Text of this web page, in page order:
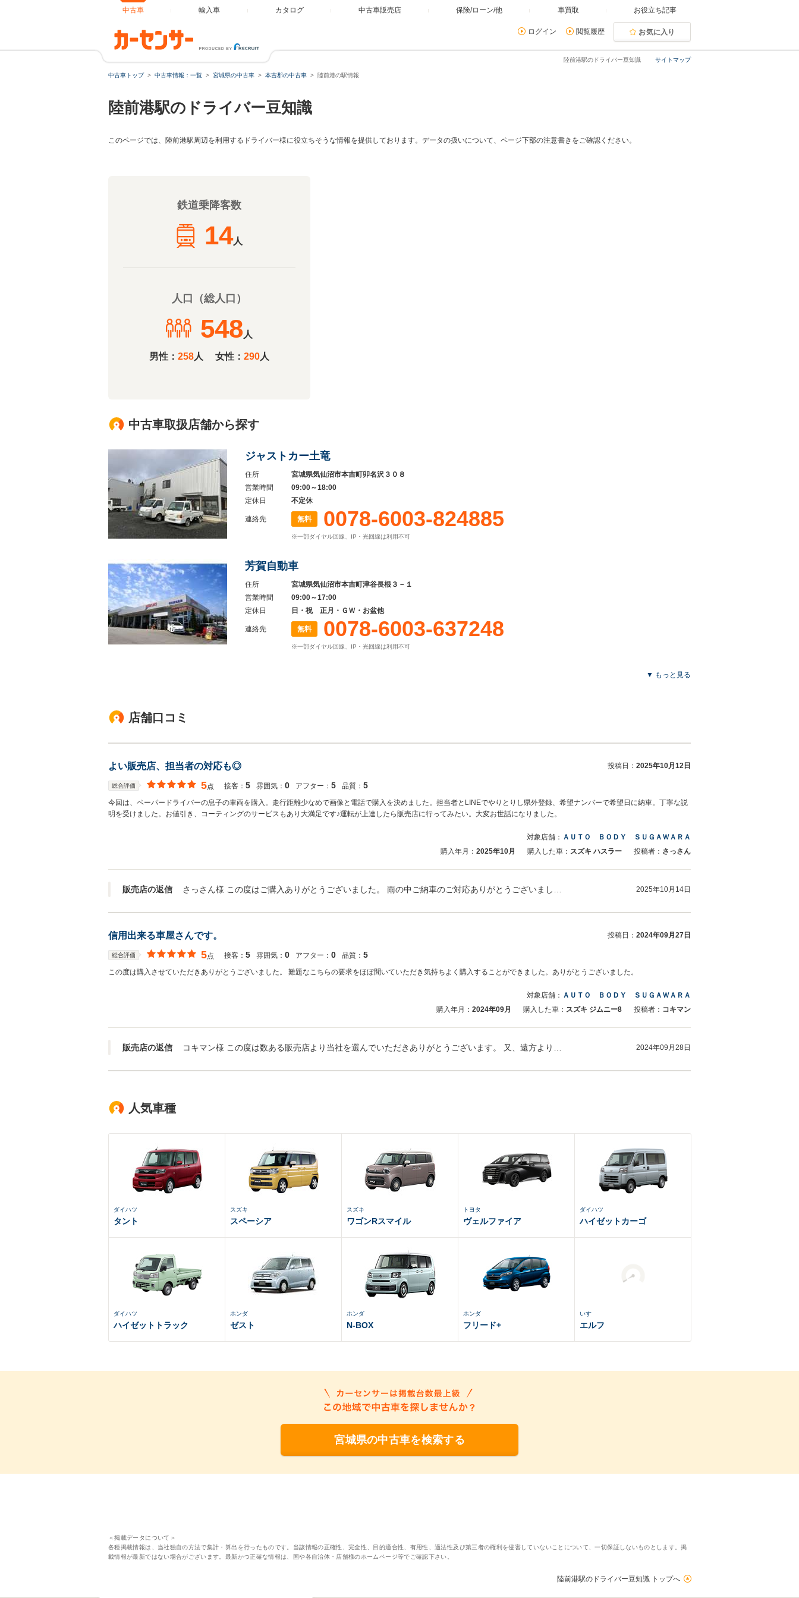
中古車 輸入車 カタログ 中古車販売店 保険/ローン/他 車買取 お役立ち記事
ログイン 閲覧履歴 お気に入り
サイトマップ
陸前港駅のドライバー豆知識
中古車トップ 中古車情報：一覧 宮城県の中古車 本吉郡の中古車 陸前港の駅情報
陸前港駅のドライバー豆知識
このページでは、陸前港駅周辺を利用するドライバー様に役立ちそうな情報を提供しております。データの扱いについて、ページ下部の注意書きをご確認ください。
鉄道乗降客数
14人
人口（総人口）
548 人
男性： 258人 女性： 290人
中古車取扱店舗から探す
ジャストカー土竜
住所
宮城県気仙沼市本吉町卯名沢３０８
営業時間
09:00～18:00
定休日
不定休
連絡先 無料 0078-6003-824885
※一部ダイヤル回線、IP・光回線は利用不可
芳賀自動車
住所
宮城県気仙沼市本吉町津谷長根３－１
営業時間
09:00～17:00
定休日
日・祝 正月・ＧＷ・お盆他
連絡先 無料 0078-6003-637248
※一部ダイヤル回線、IP・光回線は利用不可
▼ もっと見る
店舗口コミ
よい販売店、担当者の対応も◎ 投稿日： 2025年10月12日
総合評価 5点 接客： 5 雰囲気： 0 アフター： 5 品質： 5
今回は、ペーパードライバーの息子の車両を購入。走行距離少なめで画像と電話で購入を決めました。担当者とLINEでやりとりし県外登録、希望ナンバーで希望日に納車。丁寧な説
明を受けました。お値引き、コーティングのサービスもあり大満足です♪運転が上達したら販売店に行ってみたい。大変お世話になりました。
対象店舗： ＡＵＴＯ ＢＯＤＹ ＳＵＧＡＷＡＲＡ
購入年月： 2025年10月 購入した車： スズキ ハスラー 投稿者： さっさん
販売店の返信 2025年10月14日
信用出来る車屋さんです。 投稿日： 2024年09月27日
総合評価 5点 接客： 5 雰囲気： 0 アフター： 0 品質： 5
この度は購入させていただきありがとうございました。 難題なこちらの要求をほぼ聞いていただき気持ちよく購入することができました。ありがとうございました。
対象店舗： ＡＵＴＯ ＢＯＤＹ ＳＵＧＡＷＡＲＡ
購入年月： 2024年09月 購入した車： スズキ ジムニー8 投稿者： コキマン
販売店の返信 2024年09月28日
人気車種
ダイハツ
タント
スズキ
スペーシア
スズキ
ワゴンRスマイル
トヨタ
ヴェルファイア
ダイハツ
ハイゼットカーゴ
ダイハツ
ハイゼットトラック
ホンダ
ゼスト
ホンダ
N-BOX
ホンダ
フリード+
いすゞ
エルフ
宮城県の中古車を検索する
＜掲載データについて＞
各種掲載情報は、当社独自の方法で集計・算出を行ったものです。当該情報の正確性、完全性、目的適合性、有用性、適法性及び第三者の権利を侵害していないことについて、一切保証しないものとします。掲
載情報が最新ではない場合がございます。最新かつ正確な情報は、国や各自治体・店舗様のホームページ等でご確認下さい。
陸前港駅のドライバー豆知識 トップへ